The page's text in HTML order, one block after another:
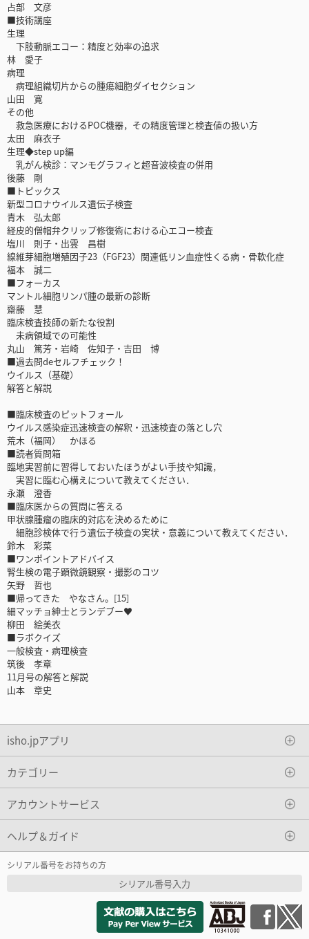
占部 文彦
■技術講座
生理
下肢動脈エコー：精度と効率の追求
林 愛子
病理
病理組織切片からの腫瘍細胞ダイセクション
山田 寛
その他
救急医療におけるPOC機器，その精度管理と検査値の扱い方
太田 麻衣子
生理◆step up編
乳がん検診：マンモグラフィと超音波検査の併用
後藤 剛
■トピックス
新型コロナウイルス遺伝子検査
青木 弘太郎
経皮的僧帽弁クリップ修復術における心エコー検査
塩川 則子・出雲 昌樹
線維芽細胞増殖因子23（FGF23）関連低リン血症性くる病・骨軟化症
福本 誠二
■フォーカス
マントル細胞リンパ腫の最新の診断
齋藤 慧
臨床検査技師の新たな役割
未病領域での可能性
丸山 篤芳・岩崎 佐知子・吉田 博
■過去問deセルフチェック！
ウイルス（基礎）
解答と解説
■臨床検査のピットフォール
ウイルス感染症迅速検査の解釈・迅速検査の落とし穴
荒木（福岡） かほる
■読者質問箱
臨地実習前に習得しておいたほうがよい手技や知識，
実習に臨む心構えについて教えてください．
永瀬 澄香
■臨床医からの質問に答える
甲状腺腫瘤の臨床的対応を決めるために
細胞診検体で行う遺伝子検査の実状・意義について教えてください．
鈴木 彩菜
■ワンポイントアドバイス
腎生検の電子顕微鏡観察・撮影のコツ
矢野 哲也
■帰ってきた やなさん。[15]
細マッチョ紳士とランデブー♥
柳田 絵美衣
■ラボクイズ
一般検査・病理検査
筑後 孝章
11月号の解答と解説
山本 章史
isho.jpアプリ
カテゴリー
アカウントサービス
ヘルプ＆ガイド
シリアル番号をお持ちの方
シリアル番号入力